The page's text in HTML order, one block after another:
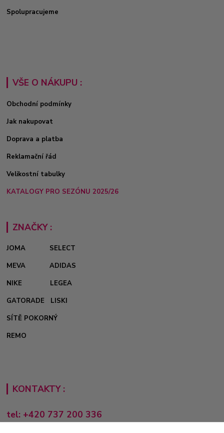
Spolupracujeme
VŠE O NÁKUPU :
Obchodní podmínky
Jak nakupovat
Doprava a platba
Reklamační řád
Velikostní tabulky
KATALOGY PRO SEZÓNU 2025/26
ZNAČKY :
JOMA
SELECT
MEVA
ADIDAS
NIKE
LEGEA
GATORADE
LISKI
SÍTĚ POKORNÝ
REMO
KONTAKTY :
tel: +420 737 200 336
Pondělí-Pátek: 8 - 17 hodin